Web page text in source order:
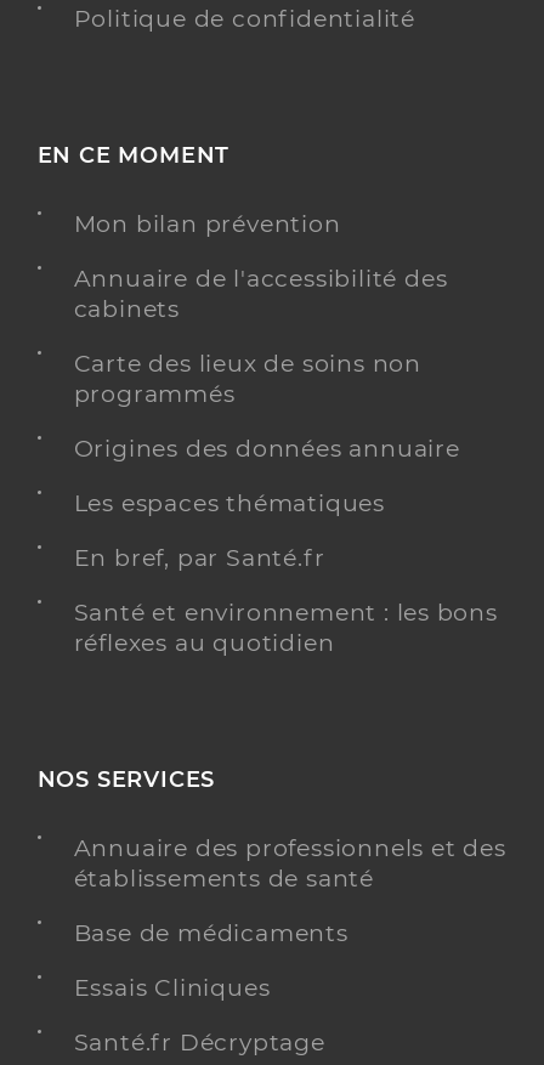
Politique de confidentialité
EN CE MOMENT
Mon bilan prévention
Annuaire de l'accessibilité des
cabinets
Carte des lieux de soins non
programmés
Origines des données annuaire
Les espaces thématiques
En bref, par Santé.fr
Santé et environnement : les bons
réflexes au quotidien
NOS SERVICES
Annuaire des professionnels et des
établissements de santé
Base de médicaments
Essais Cliniques
Santé.fr Décryptage